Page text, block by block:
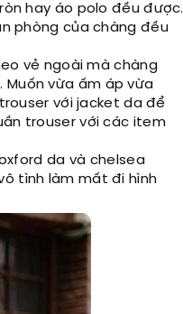
hay áo polo đều được.
phòng của chàng đều
vẻ ngoài mà chàng
Muốn vừa ấm áp vừa
với jacket da để
trouser với các item
da và chelsea
tình làm mất đi hình